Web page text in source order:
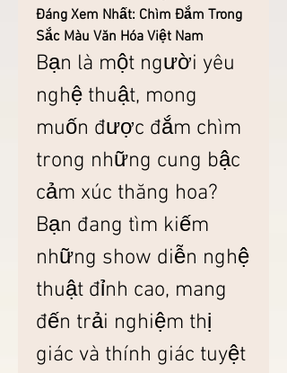
Đáng Xem Nhất: Chìm Đắm Trong
Sắc Màu Văn Hóa Việt Nam
Bạn là một người yêu
nghệ thuật, mong
muốn được đắm chìm
trong những cung bậc
cảm xúc thăng hoa?
Bạn đang tìm kiếm
những show diễn nghệ
thuật đỉnh cao, mang
đến trải nghiệm thị
giác và thính giác tuyệt